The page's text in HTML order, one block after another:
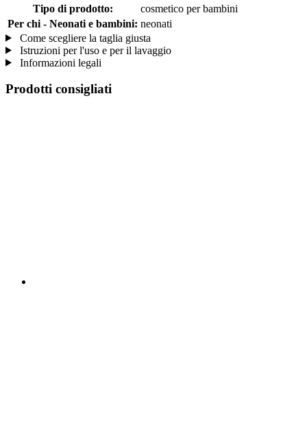
Tipo di prodotto:
cosmetico per bambini
Per chi - Neonati e bambini: neonati
Come scegliere la taglia giusta
Istruzioni per l'uso e per il lavaggio
Informazioni legali
Prodotti consigliati